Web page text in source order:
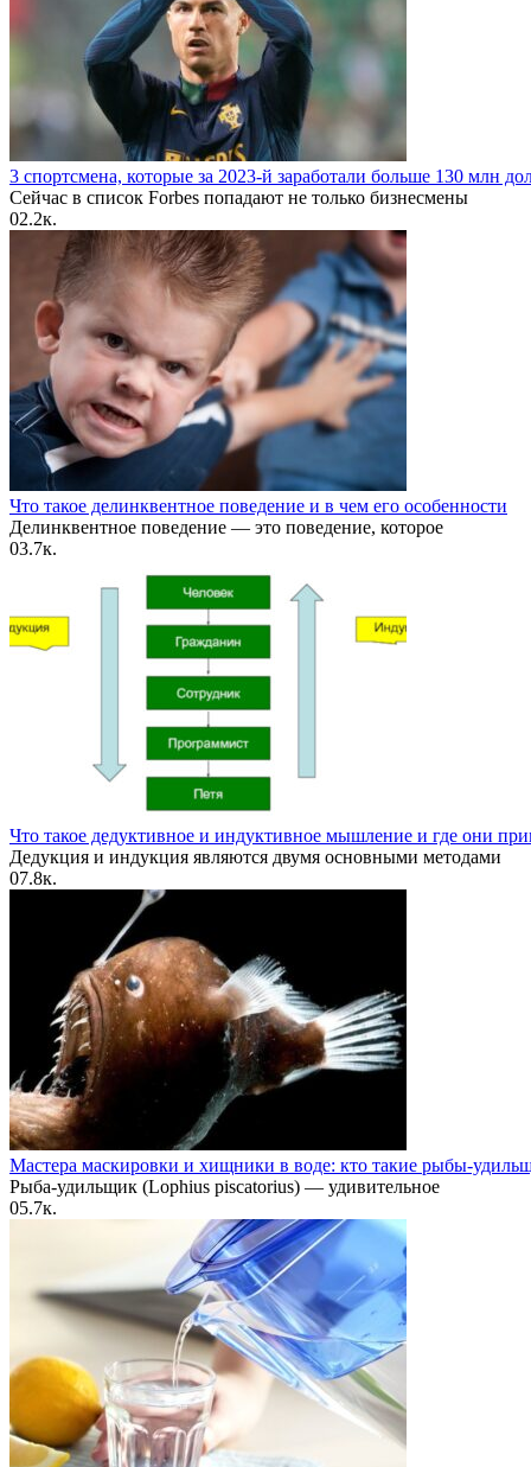
3 спортсмена, которые за 2023-й заработали больше 130 млн
Сейчас в список Forbes попадают не только бизнесмены
02.2к.
Что такое делинквентное поведение и в чем его особенности
Делинквентное поведение — это поведение, которое
03.7к.
Что такое дедуктивное и индуктивное мышление и где они
Дедукция и индукция являются двумя основными методами
07.8к.
Мастера маскировки и хищники в воде: кто такие рыбы-
Рыба-удильщик (Lophius piscatorius) — удивительное
05.7к.